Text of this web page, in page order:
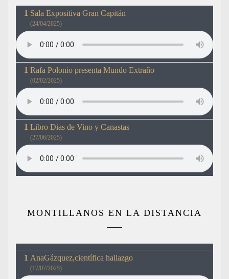
Sala Expositiva Gran Capitán
(24/04/2025)
Rafa Polonio presenta Mundo Extraño
(02/02/2025)
Libro Dias de Vino y Canastas
(27/06/2025)
MONTILLANOS EN LA DISTANCIA
AnaGázquez,científica hallazgo
(17/07/2025)